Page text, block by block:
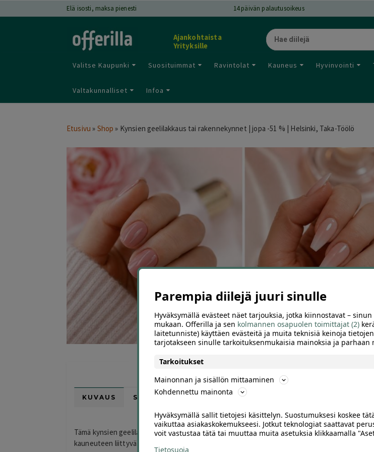
Elä isosti, maksa pienesti 14päivän palautusoikeus
Ajankohtaista
Yrityksille
Valitse Kaupunki Suosituimmat Ravintolat Kauneus Hyvinvointi
Valtakunnalliset Infoa
Etusivu » Shop » Kynsien geelilakkaus tai rakennekynnet | jopa -51 % | Helsinki, Taka-Töölö
KUVAUS SIJAINTI KARTALLA ARVIOT (0)
Tämä kynsien geelilakkaus tarjous ei ole tällä hetkellä saatavilla, mutta voit katsoa
kauneuteen liittyvät tarjoukset Helsingissä Offerillasta.
Parempia diilejä juuri sinulle
Hyväksymällä evästeet näet tarjouksia, jotka kiinnostavat –
mukaan. Offerilla ja sen kolmannen osapuolen toimittajat (2)
laitetunniste) käyttäen evästeitä ja muita teknisiä keinoja
tarjotakseen sinulle tarkoituksenmukaisia mainoksia ja parhaan
Tarkoitukset
Mainonnan ja sisällön mittaaminen
Kohdennettu mainonta
Hyväksymällä sallit tietojesi käsittelyn. Suostumuksesi koskee
vaikuttaa asiakaskokemukseesi. Jotkut teknologiat saattavat
voit vastustaa tätä tai muuttaa muita asetuksia klikkaamalla
Tietosuoja